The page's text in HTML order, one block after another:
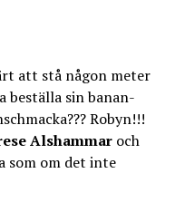
att stå någon meter
beställa sin banan-
Robyn!!!
Alshammaroch
som om det inte